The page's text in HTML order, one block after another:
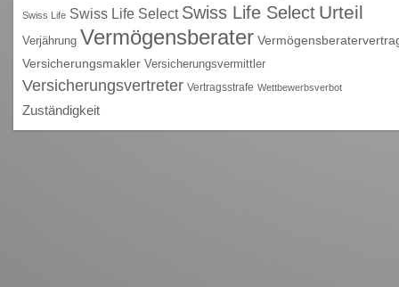
Swiss Life Swiss Life Select Swiss Life Select Urteil
Verjährung Vermögensberater
Versicherungsmakler Versicherungsvermittler
Versicherungsvertreter Vertragsstrafe Wettbewerbsverbot
Zuständigkeit